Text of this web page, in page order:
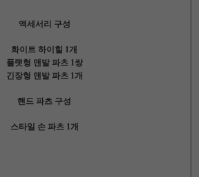
액세서리 구성
화이트 하이힐 1개
플랫형 맨발 파츠 1쌍
긴장형 맨발 파츠 1개
핸드 파츠 구성
스타일 손 파츠 1개